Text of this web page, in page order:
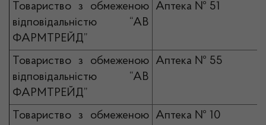
Товариство з обмеженою
відповідальністю “АВ
ФАРМТРЕЙД”
Аптека № 51
Товариство з обмеженою
відповідальністю “АВ
ФАРМТРЕЙД”
Аптека № 55
Товариство з обмеженою Аптека № 10